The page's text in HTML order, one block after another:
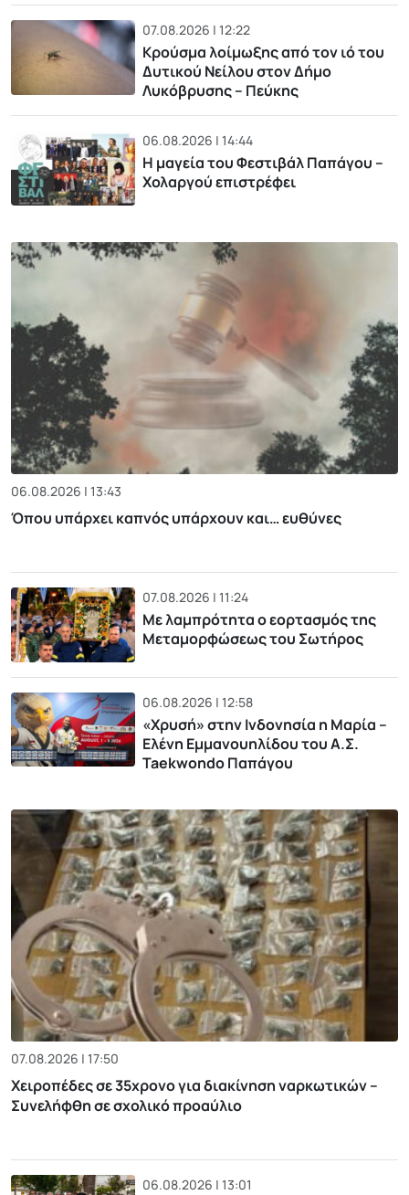
07.08.2026 | 12:22
Κρούσμα λοίμωξης από τον ιό του
Δυτικού Νείλου στον Δήμο
Λυκόβρυσης – Πεύκης
06.08.2026 | 14:44
Η μαγεία του Φεστιβάλ Παπάγου –
Χολαργού επιστρέφει
06.08.2026 | 13:43
Όπου υπάρχει καπνός υπάρχουν και… ευθύνες
07.08.2026 | 11:24
Με λαμπρότητα ο εορτασμός της
Μεταμορφώσεως του Σωτήρος
06.08.2026 | 12:58
«Χρυσή» στην Ινδονησία η Μαρία –
Ελένη Εμμανουηλίδου του Α.Σ.
Taekwondo Παπάγου
07.08.2026 | 17:50
Χειροπέδες σε 35χρονο για διακίνηση ναρκωτικών –
Συνελήφθη σε σχολικό προαύλιο
06.08.2026 | 13:01